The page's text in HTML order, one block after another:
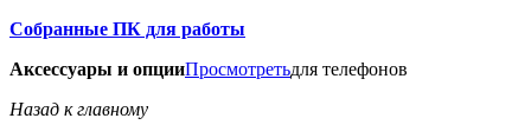
Собранные ПК для работы
Аксессуары и опцииПросмотретьдля телефонов
Назад к главному